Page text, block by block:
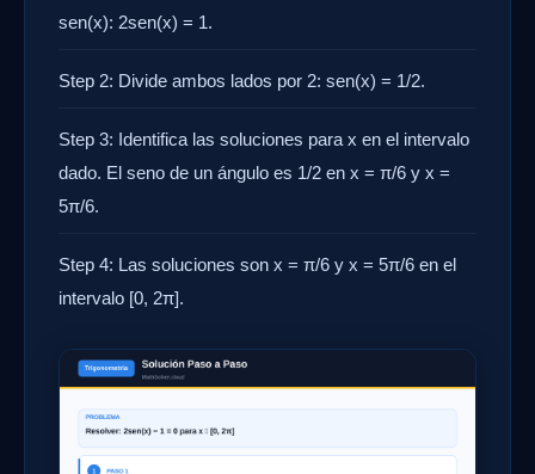
sen(x): 2sen(x) = 1.
Step 2: Divide ambos lados por 2: sen(x) = 1/2.
Step 3: Identifica las soluciones para x en el intervalo
dado. El seno de un ángulo es 1/2 en x = π/6 y x =
5π/6.
Step 4: Las soluciones son x = π/6 y x = 5π/6 en el
intervalo [0, 2π].